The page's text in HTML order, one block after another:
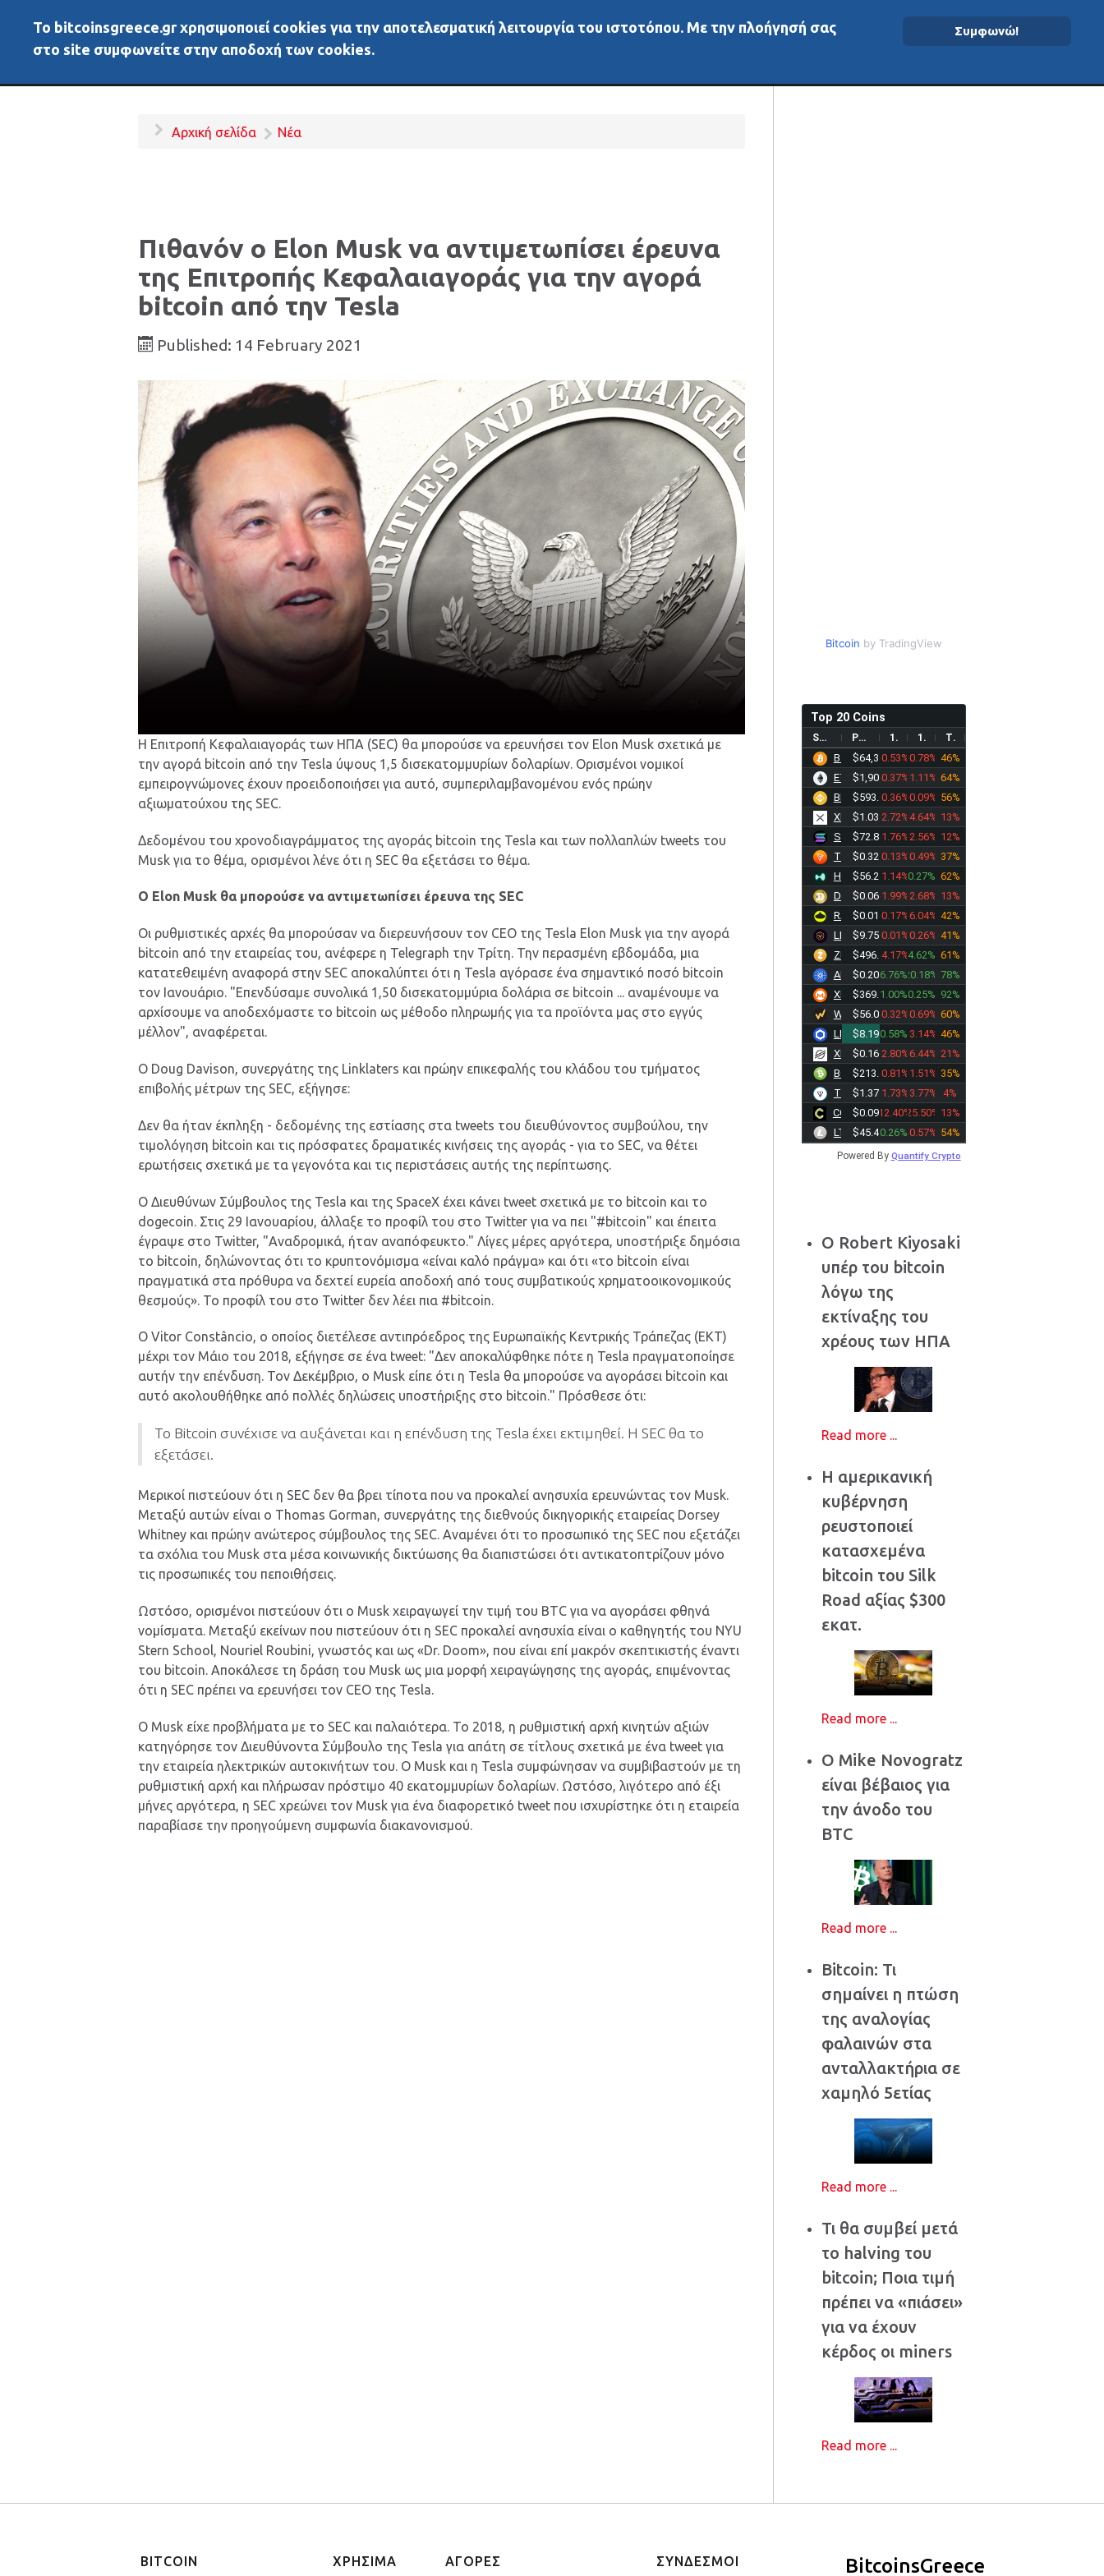
BitcoinsGreeceΑρχική
Αρχική σελίδα Νέα
Πιθανόν ο Elon Musk να αντιμετωπίσει έρευνα
της Επιτροπής Κεφαλαιαγοράς για την αγορά
bitcoin από την Tesla
Published: 14 February 2021
Η Επιτροπή Κεφαλαιαγοράς των ΗΠΑ (SEC) θα μπορούσε να ερευνήσει τον Elon Musk σχετικά με
την αγορά bitcoin από την Tesla ύψους 1,5 δισεκατομμυρίων δολαρίων. Ορισμένοι νομικοί
εμπειρογνώμονες έχουν προειδοποιήσει για αυτό, συμπεριλαμβανομένου ενός πρώην
αξιωματούχου της SEC.
Δεδομένου του χρονοδιαγράμματος της αγοράς bitcoin της Tesla και των πολλαπλών tweets του
Musk για το θέμα, ορισμένοι λένε ότι η SEC θα εξετάσει το θέμα.
Ο Elon Musk θα μπορούσε να αντιμετωπίσει έρευνα της SEC
Οι ρυθμιστικές αρχές θα μπορούσαν να διερευνήσουν τον CEO της Tesla Elon Musk για την αγορά
bitcoin από την εταιρείας του, ανέφερε η Telegraph την Τρίτη. Την περασμένη εβδομάδα, μια
κατατεθειμένη αναφορά στην SEC αποκαλύπτει ότι η Tesla αγόρασε ένα σημαντικό ποσό bitcoin
τον Ιανουάριο. "Επενδύσαμε συνολικά 1,50 δισεκατομμύρια δολάρια σε bitcoin ... αναμένουμε να
αρχίσουμε να αποδεχόμαστε το bitcoin ως μέθοδο πληρωμής για τα προϊόντα μας στο εγγύς
μέλλον", αναφέρεται.
Ο Doug Davison, συνεργάτης της Linklaters και πρώην επικεφαλής του κλάδου του τμήματος
επιβολής μέτρων της SEC, εξήγησε:
Δεν θα ήταν έκπληξη - δεδομένης της εστίασης στα tweets του διευθύνοντος συμβούλου, την
τιμολόγηση bitcoin και τις πρόσφατες δραματικές κινήσεις της αγοράς - για το SEC, να θέτει
ερωτήσεις σχετικά με τα γεγονότα και τις περιστάσεις αυτής της περίπτωσης.
Ο Διευθύνων Σύμβουλος της Tesla και της SpaceΧ έχει κάνει tweet σχετικά με το bitcoin και το
dogecoin. Στις 29 Ιανουαρίου, άλλαξε το προφίλ του στο Twitter για να πει "#bitcoin" και έπειτα
έγραψε στο Twitter, "Αναδρομικά, ήταν αναπόφευκτο." Λίγες μέρες αργότερα, υποστήριξε δημόσια
το bitcoin, δηλώνοντας ότι το κρυπτονόμισμα «είναι καλό πράγμα» και ότι «το bitcoin είναι
πραγματικά στα πρόθυρα να δεχτεί ευρεία αποδοχή από τους συμβατικούς χρηματοοικονομικούς
θεσμούς». Το προφίλ του στο Twitter δεν λέει πια #bitcoin.
Ο Vitor Constâncio, ο οποίος διετέλεσε αντιπρόεδρος της Ευρωπαϊκής Κεντρικής Τράπεζας (ΕΚΤ)
μέχρι τον Μάιο του 2018, εξήγησε σε ένα tweet: "Δεν αποκαλύφθηκε πότε η Tesla πραγματοποίησε
αυτήν την επένδυση. Τον Δεκέμβριο, ο Musk είπε ότι η Tesla θα μπορούσε να αγοράσει bitcoin και
αυτό ακολουθήθηκε από πολλές δηλώσεις υποστήριξης στο bitcoin." Πρόσθεσε ότι:
Το Bitcoin συνέχισε να αυξάνεται και η επένδυση της Tesla έχει εκτιμηθεί. Η SEC θα το
εξετάσει.
Μερικοί πιστεύουν ότι η SEC δεν θα βρει τίποτα που να προκαλεί ανησυχία ερευνώντας τον Musk.
Μεταξύ αυτών είναι ο Thomas Gorman, συνεργάτης της διεθνούς δικηγορικής εταιρείας Dorsey
Whitney και πρώην ανώτερος σύμβουλος της SEC. Αναμένει ότι το προσωπικό της SEC που εξετάζει
τα σχόλια του Musk στα μέσα κοινωνικής δικτύωσης θα διαπιστώσει ότι αντικατοπτρίζουν μόνο
τις προσωπικές του πεποιθήσεις.
Ωστόσο, ορισμένοι πιστεύουν ότι ο Musk χειραγωγεί την τιμή του BTC για να αγοράσει φθηνά
νομίσματα. Μεταξύ εκείνων που πιστεύουν ότι η SEC προκαλεί ανησυχία είναι ο καθηγητής του NYU
Stern School, Nouriel Roubini, γνωστός και ως «Dr. Doom», που είναι επί μακρόν σκεπτικιστής έναντι
του bitcoin. Αποκάλεσε τη δράση του Musk ως μια μορφή χειραγώγησης της αγοράς, επιμένοντας
ότι η SEC πρέπει να ερευνήσει τον CEO της Tesla.
Ο Musk είχε προβλήματα με το SEC και παλαιότερα. Το 2018, η ρυθμιστική αρχή κινητών αξιών
κατηγόρησε τον Διευθύνοντα Σύμβουλο της Tesla για απάτη σε τίτλους σχετικά με ένα tweet για
την εταιρεία ηλεκτρικών αυτοκινήτων του. Ο Musk και η Tesla συμφώνησαν να συμβιβαστούν με τη
ρυθμιστική αρχή και πλήρωσαν πρόστιμο 40 εκατομμυρίων δολαρίων. Ωστόσο, λιγότερο από έξι
μήνες αργότερα, η SEC χρεώνει τον Musk για ένα διαφορετικό tweet που ισχυρίστηκε ότι η εταιρεία
παραβίασε την προηγούμενη συμφωνία διακανονισμού.
Bitcoin by TradingView
Top 20 Coins
SYMBOL PRICE 1D% 1W% TREND
BTC$64,305.83
-0.53%-0.78% 46%
ETH$1,902.66
-0.37%-1.11% 64%
BNB$593.24-0.36%-0.09% 56%
XRP $1.0375-2.72%-4.64% 13%
SOL$72.8566
-1.76%-2.56% 12%
TRX$0.3276-0.13%-0.49% 37%
HYPE$56.2758
-1.14%0.27% 62%
DOGE$0.0690-1.99%-2.68% 13%
RAIN$0.0126-0.17%-6.04% 42%
LEO $9.7513-0.01%-0.26% 41%
ZEC $496.52-4.17%4.62% 61%
ADA$0.20326.76%20.18% 78%
XMR$369.311.00%0.25% 92%
WBT$56.0520-0.32%-0.69% 60%
LINK$8.19400.58%-3.14% 46%
XLM$0.1618-2.80%-6.44% 21%
BCH$213.09-0.81%-1.51% 35%
TONCOIN
$1.3766-1.73%-3.77%
4%
CC
$0.0916-12.40%-25.50% 13%
LTC $45.4800
0.26%-0.57% 54%
Powered By Quantify Crypto
Ο Robert Kiyosaki
υπέρ του bitcoin
λόγω της
εκτίναξης του
χρέους των ΗΠΑ
Read more ...
Η αμερικανική
κυβέρνηση
ρευστοποιεί
κατασχεμένα
bitcoin του Silk
Road αξίας $300
εκατ.
Read more ...
Ο Mike Novogratz
είναι βέβαιος για
την άνοδο του
BTC
Read more ...
Bitcoin: Τι
σημαίνει η πτώση
της αναλογίας
φαλαινών στα
ανταλλακτήρια σε
χαμηλό 5ετίας
Read more ...
Τι θα συμβεί μετά
το halving του
bitcoin; Ποια τιμή
πρέπει να «πιάσει»
για να έχουν
κέρδος οι miners
Read more ...
BITCOIN ΧΡΗΣΙΜΑ ΑΓΟΡΕΣ ΣΥΝΔΕΣΜΟΙ BitcoinsGreece
To bitcoinsgreece.gr χρησιμοποιεί cookies για την αποτελεσματική λειτουργία του ιστοτόπου. Με την πλοήγησή σας
στο site συμφωνείτε στην αποδοχή των cookies.
Συμφωνώ!